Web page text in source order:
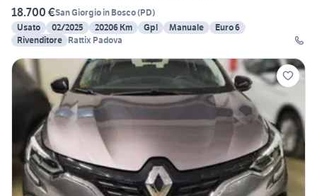
18.700 €San Giorgio in Bosco(PD)
Usato
02/2025 20206 Km Gpl Manuale
Euro 6
Rivenditore Rattix Padova